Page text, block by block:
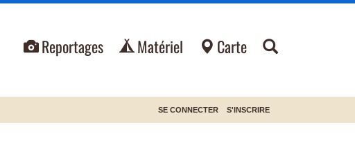
Reportages Matériel Carte
SE CONNECTER S'INSCRIRE